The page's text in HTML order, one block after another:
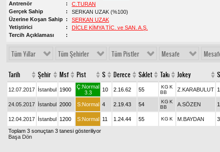
Antrenör
C.TURAN
Gerçek Sahip
SERKAN UZAK (%100)
Üzerine Koşan Sahip
SERKAN UZAK
Yetiştirici
DİCLE KİMYA TİC. ve SAN. A.Ş.
Tercih Açıklaması
Tüm Yıllar Tüm Şehirler Tüm Pistler Mesafe
Tarih Şehir Msf Pist S Derece Sıklet Takı Jokey
12.07.2017 İstanbul 1900
Ç:Normal
3.3
10 2.16.62 55 KG K
BB
Z.KARABULUT 1
24.05.2017 İstanbul 2000 S:Normal 4 2.19.43 54 KG K
BB
A.SÖZEN 1
12.04.2017 İstanbul 1200 S:Normal 11 1.24.44 55 KG K M.BAYDAN
3
Toplam 3 sonuçtan 3 tanesi gösteriliyor
Başa Dön